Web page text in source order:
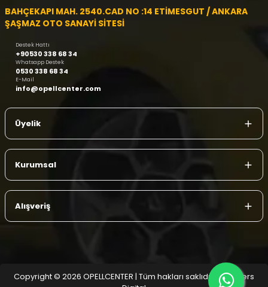
BAHÇEKAPI MAH. 2540.CAD NO :14 ETİMESGUT / ANKARA
ŞAŞMAZ OTO SANAYİ SİTESİ
Destek Hattı
+90530 338 68 34
Whatsapp Destek
0530 338 68 34
E-Mail
info@opellcenter.com
Üyelik
Kurumsal
Alışveriş
Copyright © 2026 OPELLCENTER | Tüm hakları saklıdır.
| Reliefers